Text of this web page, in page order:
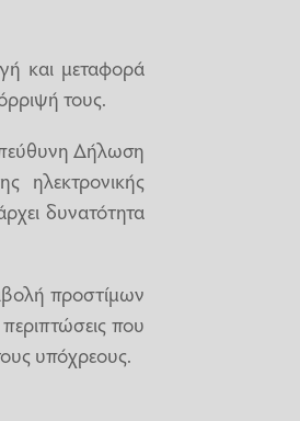
και μεταφορά
τους.
Δήλωση
ηλεκτρονικής
δυνατότητα
προστίμων
που
υπόχρεους.